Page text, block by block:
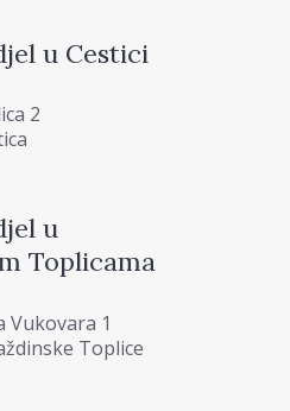
u Cestici
2
u
Toplicama
Vukovara 1
Toplice